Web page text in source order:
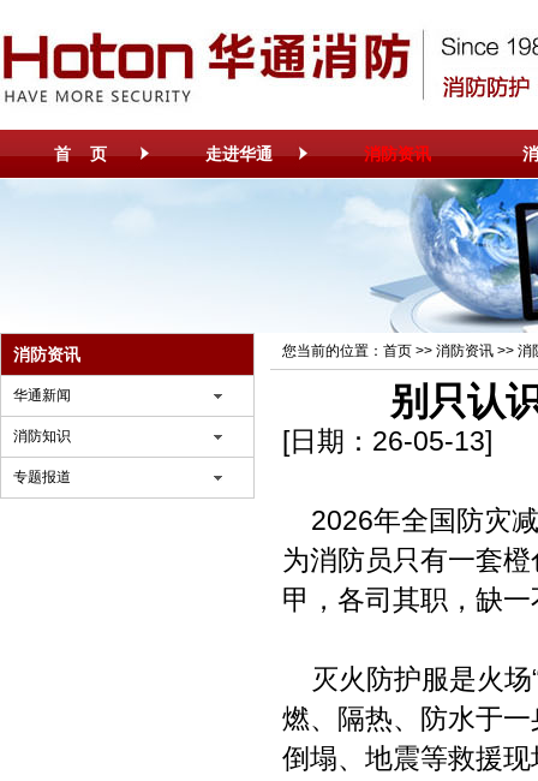
首 页 走进华通 消防资讯
消防资讯
华通新闻
消防知识
专题报道
您当前的位置： 首页 >> 消防资讯 >> 消
别只认
[日期：26-05-13]
2026年全国防灾
为消防员只有一套
甲，各司其职，缺
灭火防护服是火场
燃、隔热、防水于
倒塌、地震等救援